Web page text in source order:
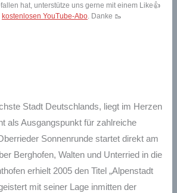
hat, unterstütze uns gerne mit einem Like👍
kostenlosen YouTube-Abo. Danke 🥾
Stadt Deutschlands, liegt im Herzen
als Ausgangspunkt für zahlreiche
Sonnenrunde startet direkt am
Berghofen, Walten und Unterried in die
erhielt 2005 den Titel „Alpenstadt
mit seiner Lage inmitten der